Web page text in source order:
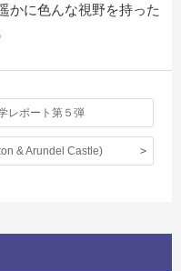
かに色んな視野を持った
レポート第５弾
& Arundel Castle)